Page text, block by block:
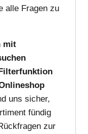
alle Fragen zu
mit
uns sicher,
fündig
zur